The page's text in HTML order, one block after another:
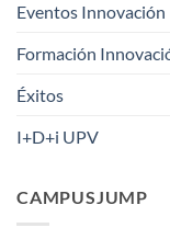
Eventos Innovación
Formación
Éxitos
I+D+i UPV
CAMPUSJUMP